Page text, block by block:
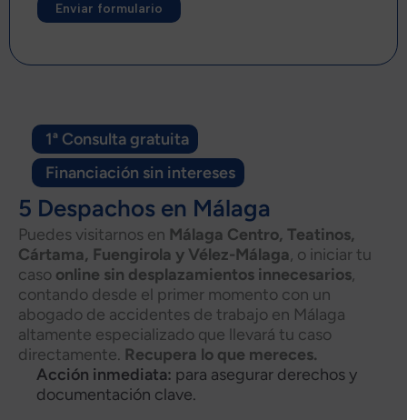
1ª Consulta gratuita
Financiación sin intereses
5 Despachos en Málaga
Puedes visitarnos en Málaga Centro, Teatinos,
Cártama, Fuengirola y Vélez-Málaga, o iniciar tu
caso online sin desplazamientos innecesarios,
contando desde el primer momento con un
abogado de accidentes de trabajo en Málaga
altamente especializado que llevará tu caso
directamente. Recupera lo que mereces.
Acción inmediata: para asegurar derechos y
documentación clave.